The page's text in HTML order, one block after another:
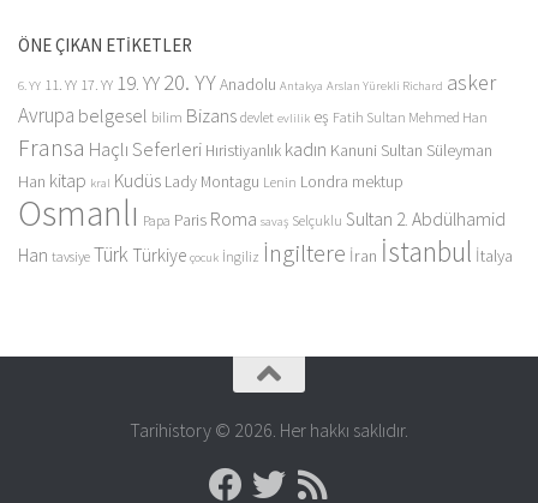
ÖNE ÇIKAN ETİKETLER
6. YY 11. YY 17. YY 19. YY20. YYAnadolu Antakya Arslan Yürekli Richard asker
Avrupa belgesel bilim Bizans devlet evlilik eş Fatih Sultan Mehmed Han
Fransa Haçlı Seferleri Hıristiyanlık kadın Kanuni Sultan Süleyman
Han kitap kral Kudüs Lady Montagu Lenin Londra mektup
Osmanlı Papa Paris Roma savaş Selçuklu Sultan 2. Abdülhamid
Han tavsiye Türk Türkiye çocuk İngiliz İngiltere İran İstanbul İtalya
Tarihistory © 2026. Her hakkı saklıdır.